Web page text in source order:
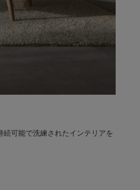
続可能で洗練されたインテリアを